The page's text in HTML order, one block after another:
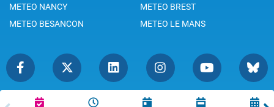
METEO NANCY
METEO BREST
METEO BESANCON
METEO LE MANS